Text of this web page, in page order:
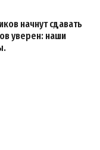
начнут сдавать
уверен: наши